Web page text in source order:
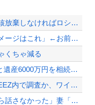
石破茂前総理「ウクライナが核放棄しなければロシア侵攻しなかった」！
【悲報】女性「男への最大ダメージはこれ」←お前ら耐えられる？
くちゃ減る
【衝撃】 ワイ、保険金2億円と遺産6000万円を相続したら「こう」なった・・・
韓国調査船が竹島周辺の日本EEZ内で調査か、ワイヤのようなもの海中に投入…外務省...
ひろゆき「出馬する気ないから話さなかった」妻「それでも不誠実だろ」→離婚協議へｗ...